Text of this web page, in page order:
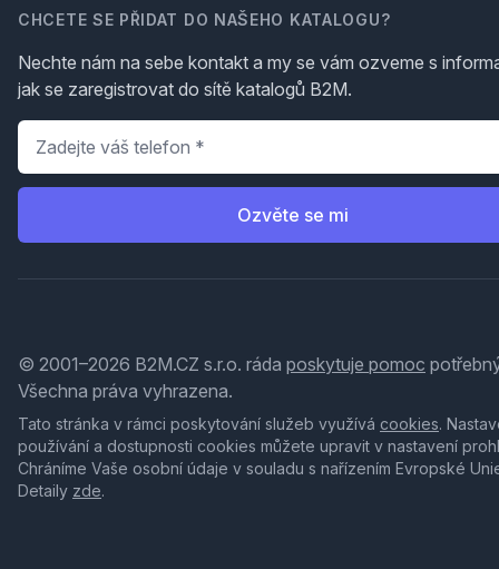
CHCETE SE PŘIDAT DO NAŠEHO KATALOGU?
Nechte nám na sebe kontakt a my se vám ozveme s
jak se zaregistrovat do sítě katalogů B2M.
Telefon
Ozvěte se mi
© 2001–2026 B2M.CZ s.r.o. ráda poskytuje pomoc
Všechna práva vyhrazena.
Tato stránka v rámci poskytování služeb využívá cookies.
používání a dostupnosti cookies můžete upravit v nastavení
Chráníme Vaše osobní údaje v souladu s nařízením Evropské
Detaily zde.